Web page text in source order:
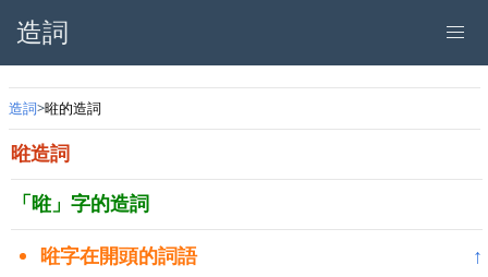
造詞
造詞 暀的造詞
暀造詞
「暀」字的造詞
暀字在開頭的詞語
↑